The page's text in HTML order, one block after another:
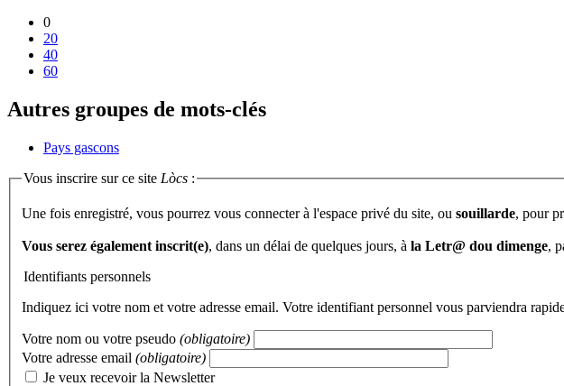
0
20
40
60
Autres groupes de mots-clés
Pays gascons
Vous inscrire sur ce site Lòcs :
Une fois enregistré, vous pourrez vous connecter à l'espace privé du site, ou souillarde , pour
Vous serez également inscrit(e), dans un délai de quelques jours, à la Letr@ dou dimenge,
Identifiants personnels
Indiquez ici votre nom et votre adresse email. Votre identifiant personnel vous parviendra
Votre nom ou votre pseudo (obligatoire)
Votre adresse email (obligatoire)
Je veux recevoir la Newsletter